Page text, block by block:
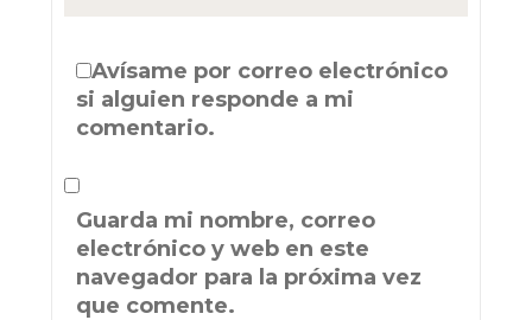
Avísame por correo electrónico
si alguien responde a mi
comentario.
Guarda mi nombre, correo
electrónico y web en este
navegador para la próxima vez
que comente.